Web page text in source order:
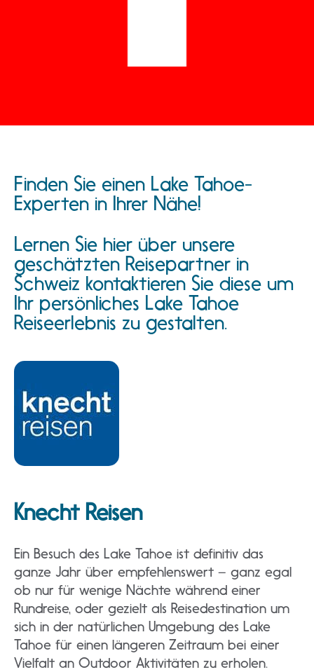
Finden Sie einen Lake Tahoe-
Experten in Ihrer Nähe!
Lernen Sie hier über unsere
geschätzten Reisepartner in
Schweiz kontaktieren Sie diese um
Ihr persönliches Lake Tahoe
Reiseerlebnis zu gestalten.
Knecht Reisen
Ein Besuch des Lake Tahoe ist definitiv das
ganze Jahr über empfehlenswert – ganz egal
ob nur für wenige Nächte während einer
Rundreise, oder gezielt als Reisedestination um
sich in der natürlichen Umgebung des Lake
Tahoe für einen längeren Zeitraum bei einer
Vielfalt an Outdoor Aktivitäten zu erholen.